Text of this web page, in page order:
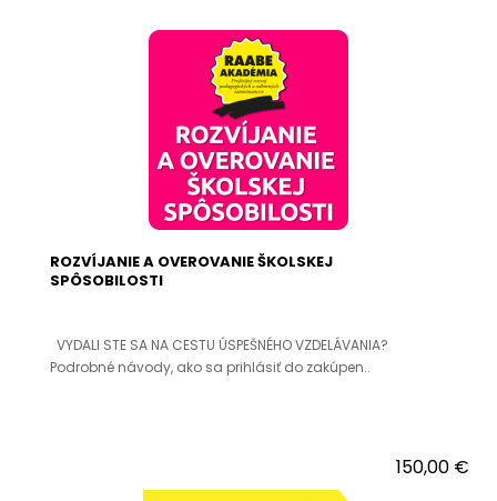
ROZVÍJANIE A OVEROVANIE ŠKOLSKEJ
SPÔSOBILOSTI
VYDALI STE SA NA CESTU ÚSPEŠNÉHO VZDELÁVANIA?
Podrobné návody, ako sa prihlásiť do zakúpen..
150,00 €